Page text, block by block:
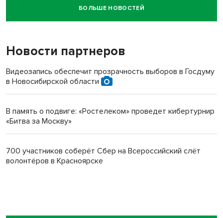
Новосибирский суд наказал водителя за смерть
пенсионерки на вокзале
БОЛЬШЕ НОВОСТЕЙ
Новости партнеров
Видеозапись обеспечит прозрачность выборов в Госдуму
в Новосибирской области
В память о подвиге: «Ростелеком» проведет кибертурнир
«Битва за Москву»
700 участников соберёт Сбер на Всероссийский слёт
волонтёров в Красноярске